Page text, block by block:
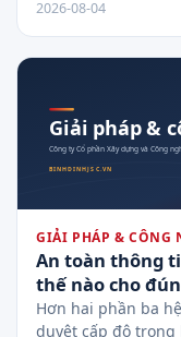
2026-08-04
GIẢI PHÁP & CÔNG
An toàn thông
thế nào cho
Hơn hai phần ba
duyệt cấp độ trong